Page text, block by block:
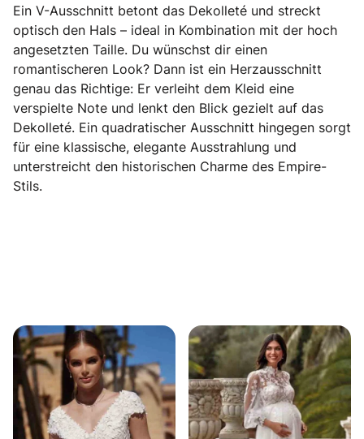
Ein V-Ausschnitt betont das Dekolleté und streckt
optisch den Hals – ideal in Kombination mit der hoch
angesetzten Taille. Du wünschst dir einen
romantischeren Look? Dann ist ein Herzausschnitt
genau das Richtige: Er verleiht dem Kleid eine
verspielte Note und lenkt den Blick gezielt auf das
Dekolleté. Ein quadratischer Ausschnitt hingegen sorgt
für eine klassische, elegante Ausstrahlung und
unterstreicht den historischen Charme des Empire-
Stils.